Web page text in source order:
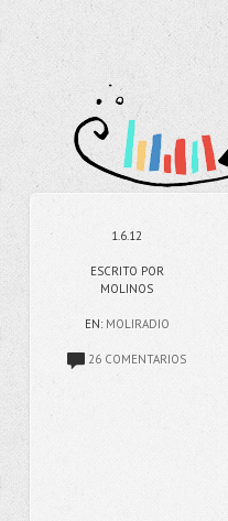
1.6.12
ESCRITO POR
MOLINOS
EN: MOLIRADIO
26 COMENTARIOS